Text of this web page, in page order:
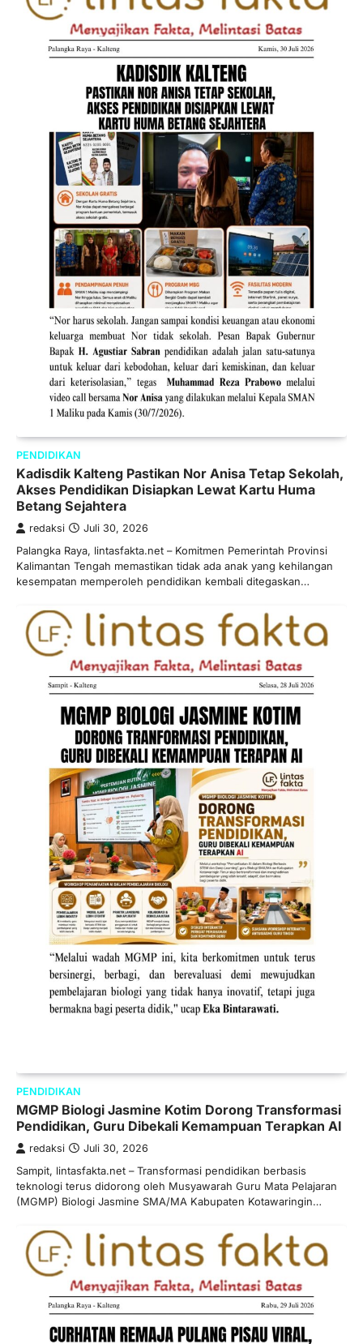
PENDIDIKAN
Kadisdik Kalteng Pastikan Nor Anisa Tetap Sekolah,
Akses Pendidikan Disiapkan Lewat Kartu Huma
Betang Sejahtera
redaksi Juli 30, 2026
Palangka Raya, lintasfakta.net – Komitmen Pemerintah Provinsi
Kalimantan Tengah memastikan tidak ada anak yang kehilangan
kesempatan memperoleh pendidikan kembali ditegaskan…
PENDIDIKAN
MGMP Biologi Jasmine Kotim Dorong Transformasi
Pendidikan, Guru Dibekali Kemampuan Terapkan AI
redaksi Juli 30, 2026
Sampit, lintasfakta.net – Transformasi pendidikan berbasis
teknologi terus didorong oleh Musyawarah Guru Mata Pelajaran
(MGMP) Biologi Jasmine SMA/MA Kabupaten Kotawaringin…